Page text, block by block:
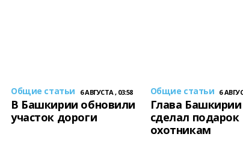
Общие статьи 6 АВГУСТА , 03:58
В Башкирии обновили
участок дороги
Общие статьи 6
Глава Башкирии
сделал подарок
охотникам